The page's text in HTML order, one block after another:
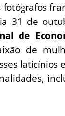
fotógrafos
31 de
de
de
laticínios